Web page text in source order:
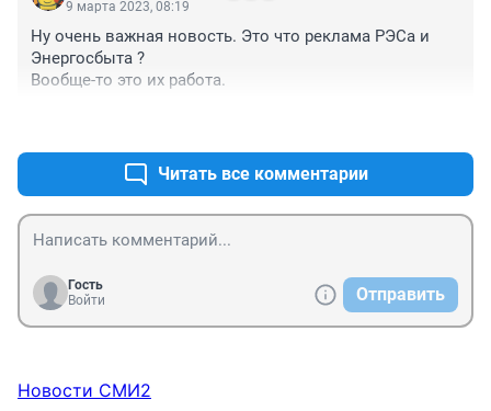
" В 21:50 электроснабжение восстановлено...Без
света сейчас оказалась часть жителей...."
9 марта 2023, 08:19
Ну очень важная новость. Это что реклама РЭСа и
Энергосбыта ?
Вообще-то это их работа.
Читать все комментарии
Гость
Войти
Отправить
Новости СМИ2